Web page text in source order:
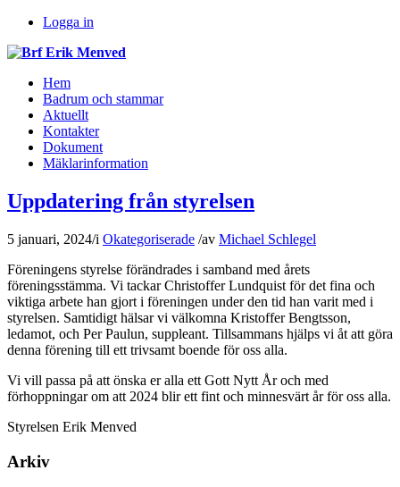
Logga in
Hem
Badrum och stammar
Aktuellt
Kontakter
Dokument
Mäklarinformation
Uppdatering från styrelsen
5 januari, 2024/i Okategoriserade /av Michael Schlegel
Föreningens styrelse förändrades i samband med årets
föreningsstämma. Vi tackar Christoffer Lundquist för det fina och
viktiga arbete han gjort i föreningen under den tid han varit med i
styrelsen. Samtidigt hälsar vi välkomna Kristoffer Bengtsson,
ledamot, och Per Paulun, suppleant. Tillsammans hjälps vi åt att göra
denna förening till ett trivsamt boende för oss alla.
Vi vill passa på att önska er alla ett Gott Nytt År och med
förhoppningar om att 2024 blir ett fint och minnesvärt år för oss alla.
Styrelsen Erik Menved
Arkiv